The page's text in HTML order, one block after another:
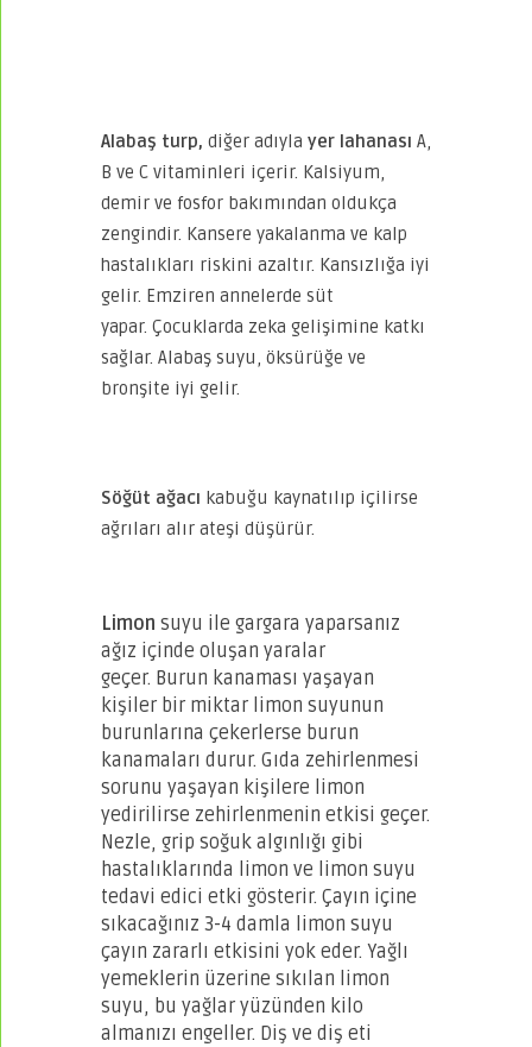
Alabaş turp, diğer adıyla yer lahanası A,
B ve C vitaminleri içerir. Kalsiyum,
demir ve fosfor bakımından oldukça
zengindir. Kansere yakalanma ve kalp
hastalıkları riskini azaltır. Kansızlığa iyi
gelir. Emziren annelerde süt
yapar. Çocuklarda zeka gelişimine katkı
sağlar. Alabaş suyu, öksürüğe ve
bronşite iyi gelir.
Söğüt ağacı kabuğu kaynatılıp içilirse
ağrıları alır ateşi düşürür.
Limon suyu ile gargara yaparsanız
ağız içinde oluşan yaralar
geçer. Burun kanaması yaşayan
kişiler bir miktar limon suyunun
burunlarına çekerlerse burun
kanamaları durur. Gıda zehirlenmesi
sorunu yaşayan kişilere limon
yedirilirse zehirlenmenin etkisi geçer.
Nezle, grip soğuk algınlığı gibi
hastalıklarında limon ve limon suyu
tedavi edici etki gösterir. Çayın içine
sıkacağınız 3-4 damla limon suyu
çayın zararlı etkisini yok eder. Yağlı
yemeklerin üzerine sıkılan limon
suyu, bu yağlar yüzünden kilo
almanızı engeller. Diş ve diş eti